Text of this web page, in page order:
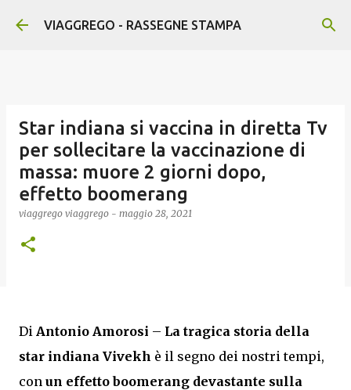
Passa ai contenuti principali
VIAGGREGO - RASSEGNE STAMPA
Star indiana si vaccina in diretta Tv
per sollecitare la vaccinazione di
massa: muore 2 giorni dopo,
effetto boomerang
viaggrego viaggrego - maggio 28, 2021
Di Antonio Amorosi – La tragica storia della
star indiana Vivekh è il segno dei nostri tempi,
con un effetto boomerang devastante sulla